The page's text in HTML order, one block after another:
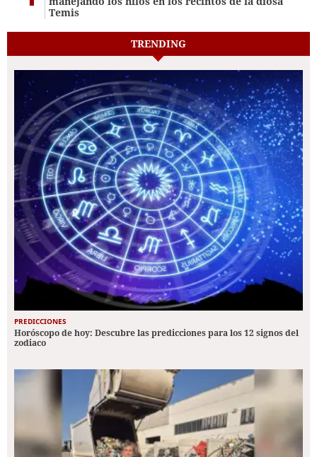
Temis
TRENDING
PREDICCIONES
Horóscopo de hoy: Descubre las predicciones para los 12 signos del
zodiaco